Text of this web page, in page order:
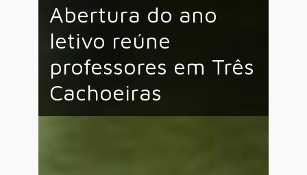
Abertura do ano
letivo reúne
professores em Três
Cachoeiras